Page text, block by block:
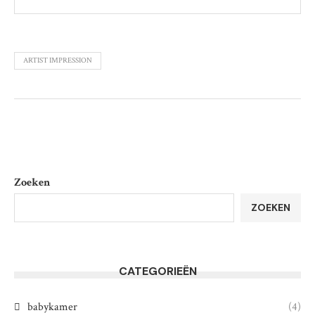
ARTIST IMPRESSION
Zoeken
ZOEKEN
CATEGORIEËN
babykamer (4)